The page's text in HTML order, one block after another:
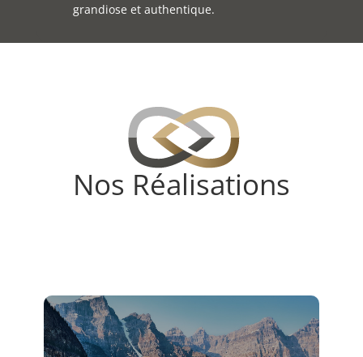
grandiose et authentique.
Nos Réalisations